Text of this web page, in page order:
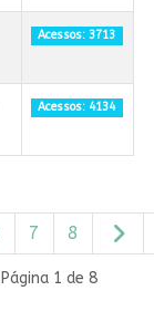
Acessos: 3713
Acessos: 4134
Página 1 de 8
7 8